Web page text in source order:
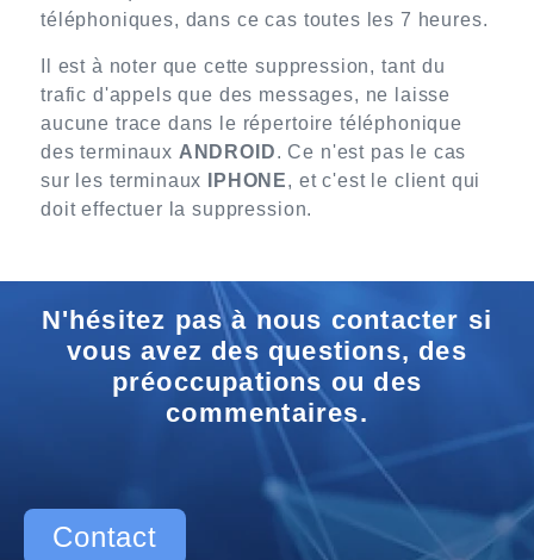
téléphoniques, dans ce cas toutes les 7 heures.
Il est à noter que cette suppression, tant du
trafic d'appels que des messages, ne laisse
aucune trace dans le répertoire téléphonique
des terminaux ANDROID. Ce n'est pas le cas
sur les terminaux
IPHONE, et c'est le client qui
doit effectuer la suppression.
N'hésitez pas à nous contacter si
vous avez des questions, des
préoccupations ou des
commentaires.
Contact